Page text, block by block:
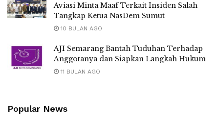
Aviasi Minta Maaf Terkait Insiden Salah
Tangkap Ketua NasDem Sumut
10 BULAN AGO
AJI Semarang Bantah Tuduhan Terhadap
Anggotanya dan Siapkan Langkah Hukum
11 BULAN AGO
Popular News